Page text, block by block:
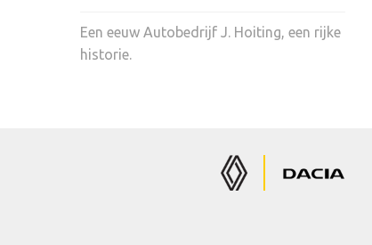
Een eeuw Autobedrijf J. Hoiting, een rijke
historie.
Dacia
Renault
Auto's